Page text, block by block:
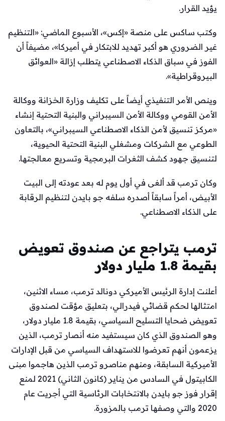
يؤيد القرار.
وكتب ساكس على منصة «إكس»، الأسبوع الماضي: «التنظيم
غير الضروري هو أكبر تهديد للابتكار في أميركا»، مضيفاً أن
الفوز في سباق الذكاء الاصطناعي يتطلب إزالة «العوائق
البيروقراطية».
وينص الأمر التنفيذي أيضاً على تكليف وزارة الخزانة ووكالة
الأمن القومي ووكالة الأمن السيبراني والبنية التحتية إنشاء
«مركز تنسيق لأمن الذكاء الاصطناعي السيبراني»، بالتعاون
الطوعي مع الشركات ومشغلي البنية التحتية الحيوية،
لتنسيق جهود كشف الثغرات البرمجية وتسريع معالجتها.
وكان ترمب قد ألغى في أول يوم له بعد عودته إلى البيت
الأبيض، أمراً سابقاً أصدره سلفه جو بايدن لتنظيم الرقابة
على الذكاء الاصطناعي.
ترمب يتراجع عن صندوق تعويض
بقيمة 1.8 مليار دولار
أعلنت إدارة الرئيس الأميركي دونالد ترمب، مساء الاثنين،
امتثالها لحكم قضائي فيدرالي، بتعليق مؤقت لصندوق
تعويض ضحايا التسليح السياسي، بقيمة 1.8 مليار دولار،
وهو الصندوق الذي كان سيستفيد منه أنصار ترمب، الذين
يزعمون أنهم تعرضوا للاستهداف السياسي من قبل الإدارات
الأميركية السابقة، ومنهم مناصرو ترمب الذين هاجموا مبنى
الكابيتول في السادس من يناير (كانون الثاني) 2021 لمنع
إقرار فوز جو بايدن بالانتخابات الرئاسية التي أجريت عام
2020 والتي وصفها ترمب بالمزورة.